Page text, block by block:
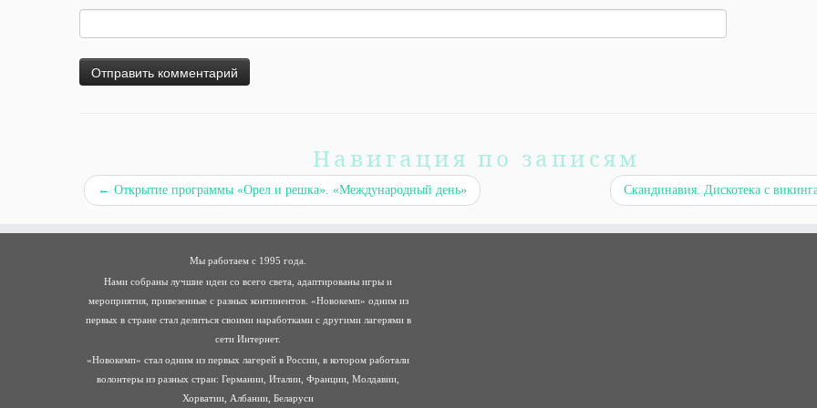
Навигация по записям
← Открытие программы «Орел и решка». «Международный день» Скандинавия. Дискотека с
Мы работаем с 1995 года.
Нами собраны лучшие идеи со всего света, адаптированы игры и
мероприятия, привезенные с разных континентов. «Новокемп» одним из
первых в стране стал делиться своими наработками с другими лагерями в
сети Интернет.
«Новокемп» стал одним из первых лагерей в России, в котором работали
волонтеры из разных стран: Германии, Италии, Франции, Молдавии,
Хорватии, Албании, Беларуси